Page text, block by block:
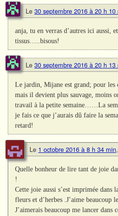
Le 30 septembre 2016 à 20 h 10
anja, tu en verras d’autres ici aussi,
tissus…..bisous!
Le 30 septembre 2016 à 20 h 13
Le jardin, Mijane est grand; pour les
mais il devient plus sauvage, moins
travail à la petite semaine……La
je fais ce que j’aurais dû faire la
retard!
Le 1 octobre 2016 à 8 h 34 min,
Quelle bonheur de lire tant de joie
!
Cette joie aussi s’est imprimée dans
fleurs et d’herbes .J’aime beaucoup
J’aimerais beaucoup me lancer dans